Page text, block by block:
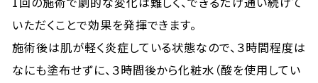
いただくことで効果を発揮できます。
施術後は肌が軽く炎症している状態なので、３時間程度は
なにも塗布せずに、３時間後から化粧水（酸を使用してい